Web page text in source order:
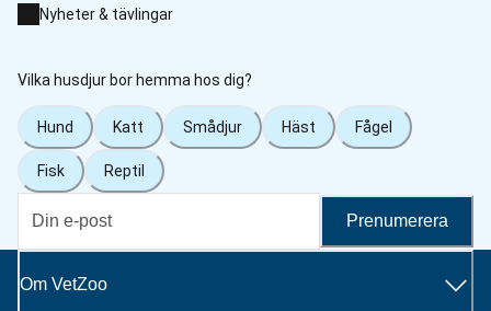
Nyheter & tävlingar
Vilka husdjur bor hemma hos dig?
Hund Katt Smådjur Häst Fågel
Fisk Reptil
Prenumerera
Om VetZoo